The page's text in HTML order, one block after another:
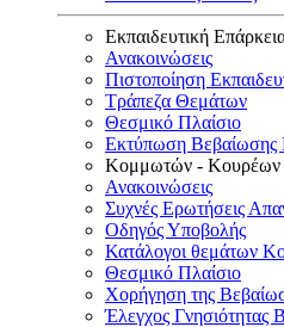
Εκπαιδευτική
Ανακοινώσεις
Πιστοποίηση
Τράπεζα Θεμάτων
Θεσμικό Πλαίσιο
Εκτύπωση Βεβαίωσης
Κομμωτών - Κουρέων
Ανακοινώσεις
Συχνές Ερωτήσεις
Οδηγός Υποβολής
Κατάλογοι θεμάτων
Θεσμικό Πλαίσιο
Χορήγηση της
Έλεγχος